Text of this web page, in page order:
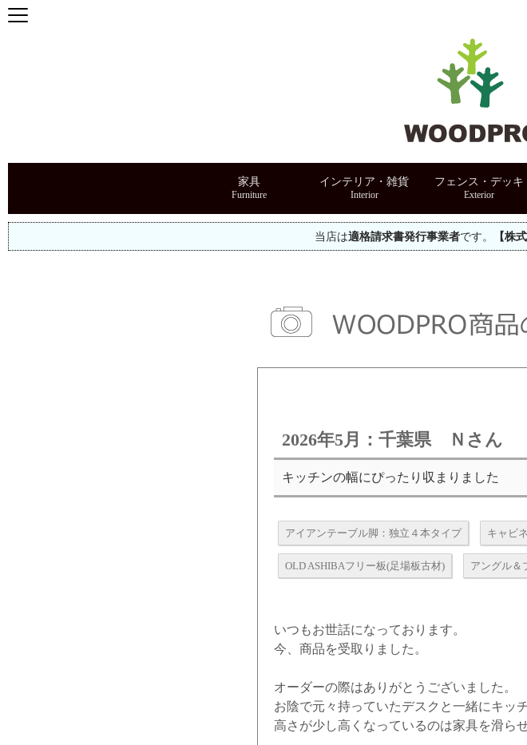
家具 インテリア・雑貨 フェンス・デッキ
当店は適格請求書発行事業者です。 【株
2026年5月：千葉県 Ｎさん
キッチンの幅にぴったり収まりました
アイアンテーブル脚：独立４本タイプ キャビ
OLD ASHIBAフリー板(足場板古材) アングル＆
いつもお世話になっております。
今、商品を受取りました。
オーダーの際はありがとうございました。
お陰で元々持っていたデスクと一緒にキッ
高さが少し高くなっているのは家具を滑ら